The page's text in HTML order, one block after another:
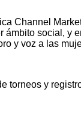
Channel
social, y
y voz a las
torneos y